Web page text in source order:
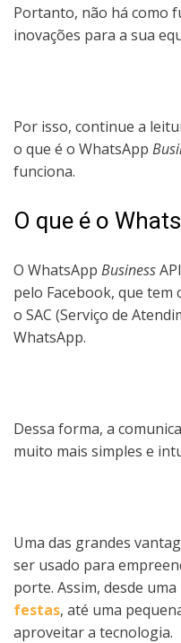
Portanto, não há como
inovações para a sua
Por isso, continue a
o que é o WhatsApp
funciona.
O que é o
O WhatsApp Business
pelo Facebook, que
o SAC (Serviço de
WhatsApp.
Dessa forma, a
muito mais simples e
Uma das grandes
ser usado para
porte. Assim, desde uma
festas, até uma
aproveitar a tecnologia.